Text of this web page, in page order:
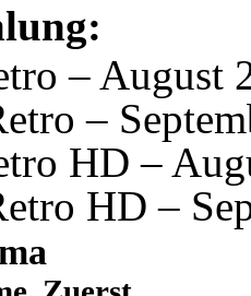
– August
–
HD –
HD –